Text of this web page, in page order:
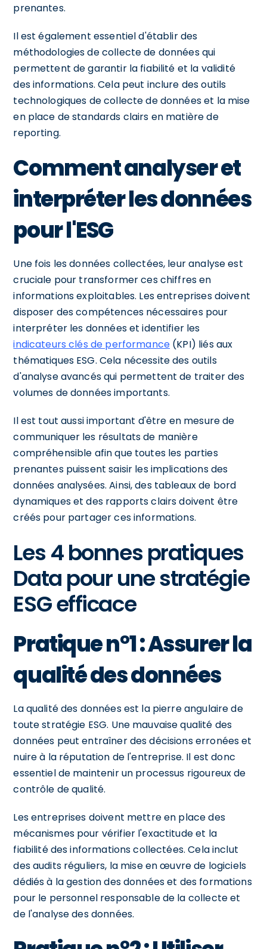
prenantes.
Il est également essentiel d'établir des
méthodologies de collecte de données qui
permettent de garantir la fiabilité et la validité
des informations. Cela peut inclure des outils
technologiques de collecte de données et la mise
en place de standards clairs en matière de
reporting.
Comment analyser et
interpréter les données
pour l'ESG
Une fois les données collectées, leur analyse est
cruciale pour transformer ces chiffres en
informations exploitables. Les entreprises doivent
disposer des compétences nécessaires pour
interpréter les données et identifier les
indicateurs clés de performance (KPI) liés aux
thématiques ESG. Cela nécessite des outils
d'analyse avancés qui permettent de traiter des
volumes de données importants.
Il est tout aussi important d'être en mesure de
communiquer les résultats de manière
compréhensible afin que toutes les parties
prenantes puissent saisir les implications des
données analysées. Ainsi, des tableaux de bord
dynamiques et des rapports clairs doivent être
créés pour partager ces informations.
Les 4 bonnes pratiques
Data pour une stratégie
ESG efficace
Pratique n°1 : Assurer la
qualité des données
La qualité des données est la pierre angulaire de
toute stratégie ESG. Une mauvaise qualité des
données peut entraîner des décisions erronées et
nuire à la réputation de l'entreprise. Il est donc
essentiel de maintenir un processus rigoureux de
contrôle de qualité.
Les entreprises doivent mettre en place des
mécanismes pour vérifier l'exactitude et la
fiabilité des informations collectées. Cela inclut
des audits réguliers, la mise en œuvre de logiciels
dédiés à la gestion des données et des formations
pour le personnel responsable de la collecte et
de l'analyse des données.